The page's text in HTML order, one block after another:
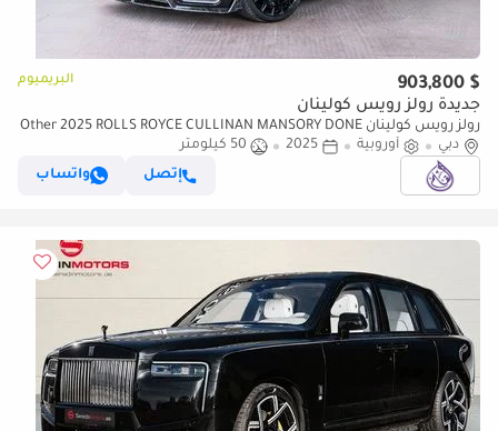
$ 903,800 البريميوم
جديدة رولز رويس كولينان
رولز رويس كولينان Other 2025 ROLLS ROYCE CULLINAN MANSORY DONE
ONLY 15,000KM
دبي أوروبية 2025
50 كيلومتر
إتصل
واتساب